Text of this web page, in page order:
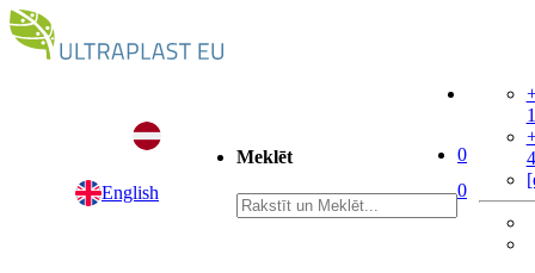
English
Meklēt
0
0